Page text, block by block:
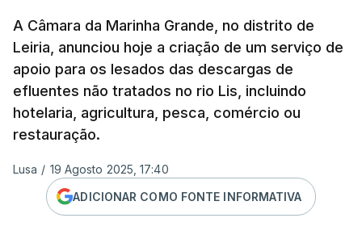
A Câmara da Marinha Grande, no distrito de
Leiria, anunciou hoje a criação de um serviço de
apoio para os lesados das descargas de
efluentes não tratados no rio Lis, incluindo
hotelaria, agricultura, pesca, comércio ou
restauração.
Lusa / 19 Agosto 2025, 17:40
ADICIONAR COMO FONTE INFORMATIVA